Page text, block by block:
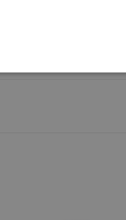
доставка до адрес или
опция за преглед при